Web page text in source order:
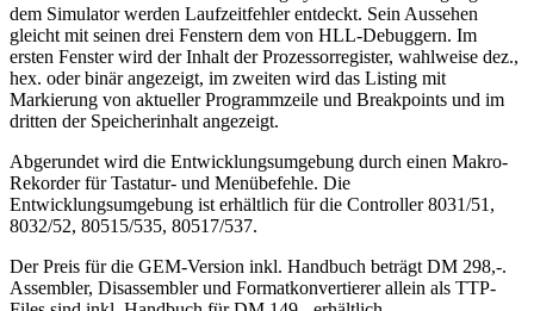
dem Simulator werden Laufzeitfehler entdeckt. Sein Aussehen
gleicht mit seinen drei Fenstern dem von HLL-Debuggern. Im
ersten Fenster wird der Inhalt der Prozessorregister, wahlweise dez.,
hex. oder binär angezeigt, im zweiten wird das Listing mit
Markierung von aktueller Programmzeile und Breakpoints und im
dritten der Speicherinhalt angezeigt.
Abgerundet wird die Entwicklungsumgebung durch einen Makro-
Rekorder für Tastatur- und Menübefehle. Die
Entwicklungsumgebung ist erhältlich für die Controller 8031/51,
8032/52, 80515/535, 80517/537.
Der Preis für die GEM-Version inkl. Handbuch beträgt DM 298,-.
Assembler, Disassembler und Formatkonvertierer allein als TTP-